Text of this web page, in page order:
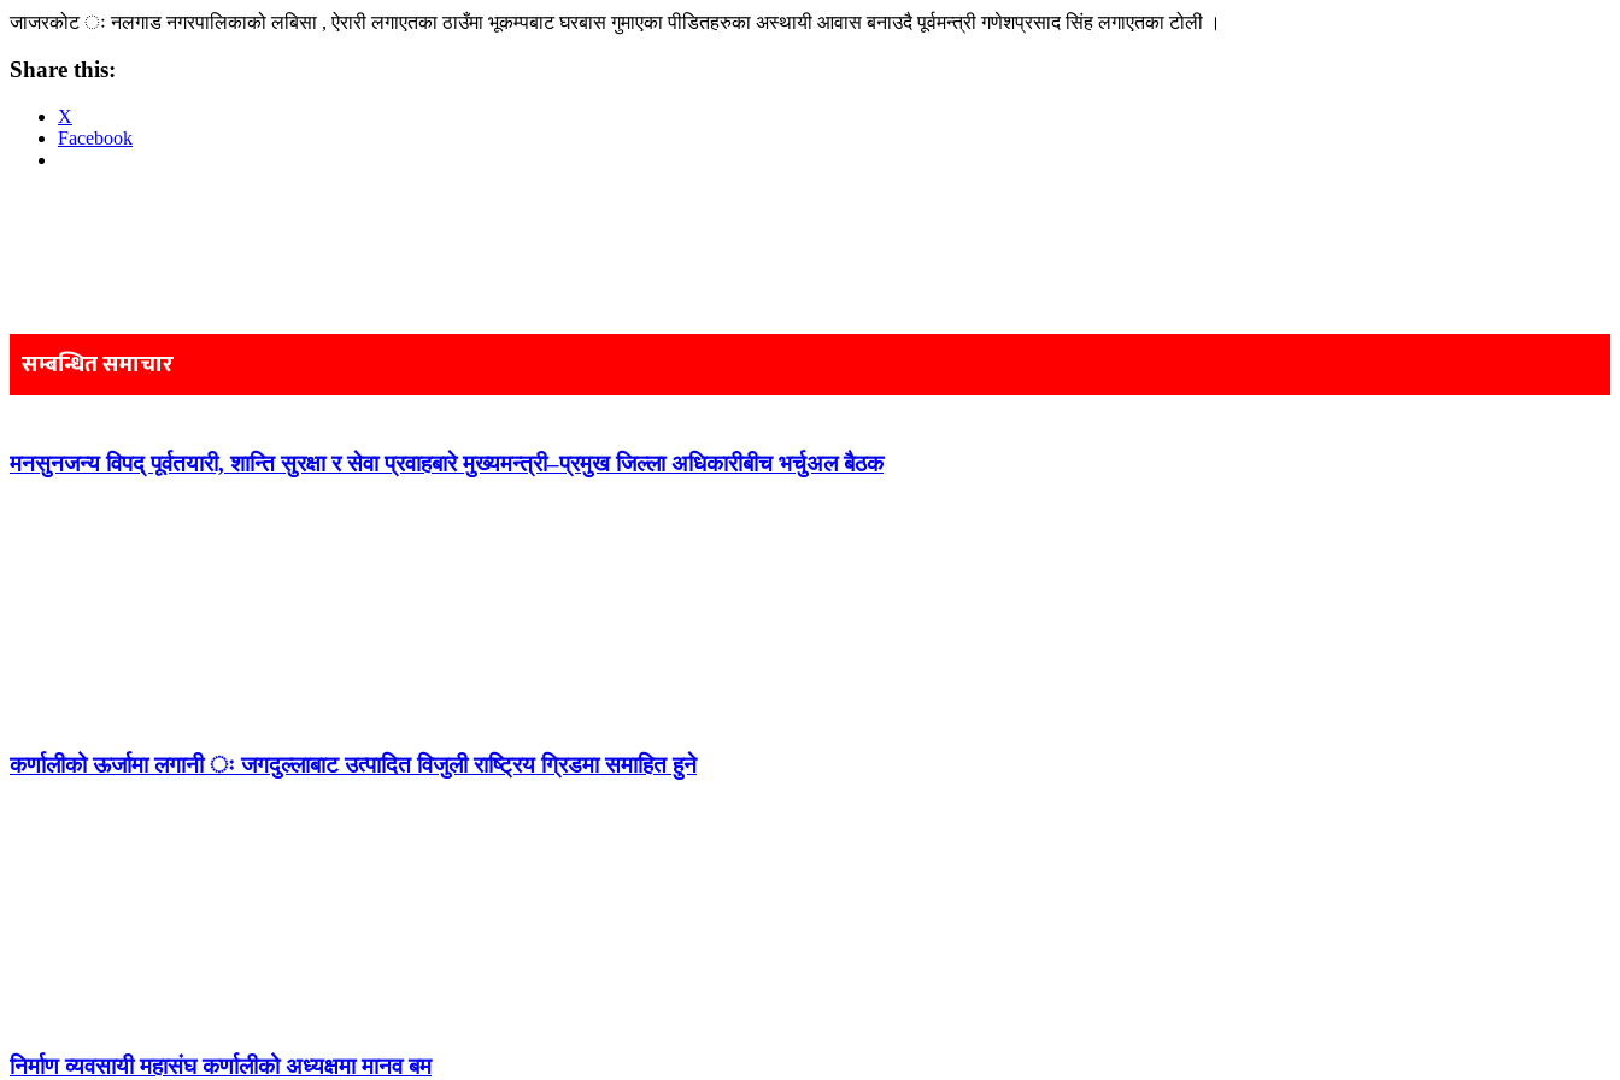
जाजरकोट ः नलगाड नगरपालिकाको लबिसा , ऐरारी लगाएतका ठाउँमा भूकम्पबाट घरबास गुमाएका पीडितहरुका अस्थायी आवास बनाउदै पूर्वमन्त्री गणेशप्रसाद सिंह लगाएतका टोली ।
Share this:
X
Facebook
navigation
सम्बन्धित समाचार
मनसुनजन्य विपद् पूर्वतयारी, शान्ति सुरक्षा र सेवा प्रवाहबारे मुख्यमन्त्री–प्रमुख जिल्ला अधिकारीबीच भर्चुअल बैठक
कर्णालीको ऊर्जामा लगानी ः जगदुल्लाबाट उत्पादित विजुली राष्ट्रिय ग्रिडमा समाहित हुने
निर्माण व्यवसायी महासंघ कर्णालीको अध्यक्षमा मानव बम